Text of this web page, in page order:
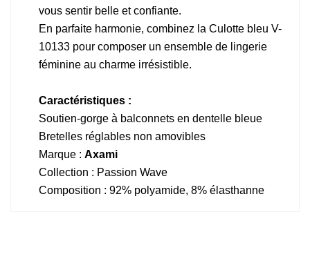
vous sentir belle et confiante.
En parfaite harmonie, combinez la Culotte bleu V-
10133 pour composer un ensemble de lingerie
féminine au charme irrésistible.
Caractéristiques :
Soutien-gorge à balconnets en dentelle bleue
Bretelles réglables non amovibles
Marque : Axami
Collection : Passion Wave
Composition : 92% polyamide, 8% élasthanne